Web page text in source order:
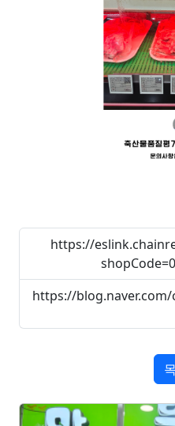
https://
https://blog.naver.com/